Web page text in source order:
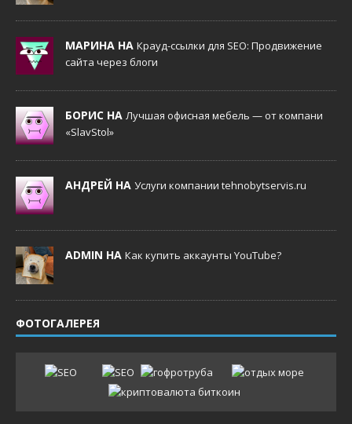
МАРИНА НА Крауд-ссылки для SEO: Продвижение
сайта через блоги
БОРИС НА Лучшая офисная мебель — от компани
«SlavStol»
АНДРЕЙ НА Услуги компании tehnobytservis.ru
ADMIN НА Как купить аккаунты YouTube?
ФОТОГАЛЕРЕЯ